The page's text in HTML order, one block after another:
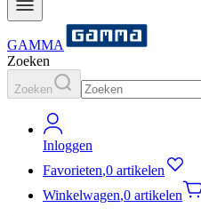
GAMMA
Zoeken
Zoeken
Inloggen
Favorieten,0 artikelen
Winkelwagen,0 artikelen